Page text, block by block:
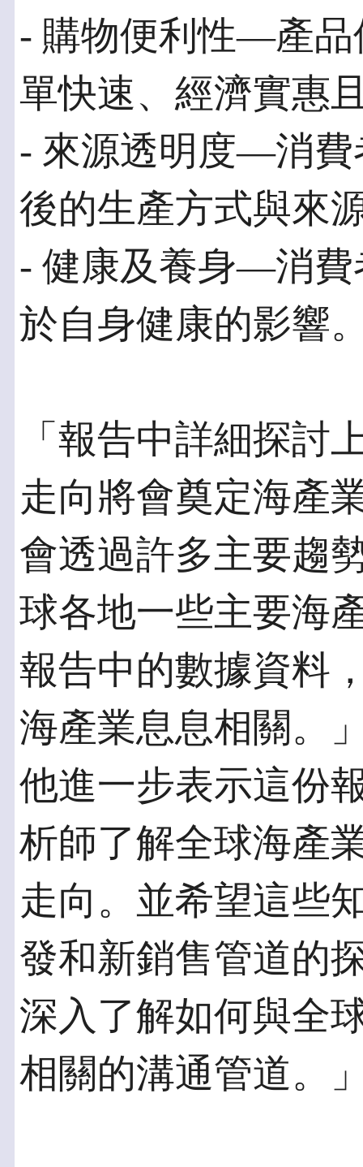
- 購物便利性—產品
單快速、經濟實惠
- 來源透明度—消費
後的生產方式與來
- 健康及養身—消費
於自身健康的影響
「報告中詳細探討
走向將會奠定海產
會透過許多主要趨
球各地一些主要海
報告中的數據資料
海產業息息相關。
他進一步表示這份
析師了解全球海產
走向。並希望這些
發和新銷售管道的
深入了解如何與全
相關的溝通管道。